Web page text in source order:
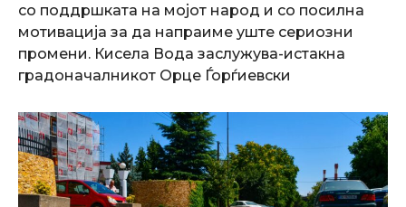
со поддршката на мојот народ и со посилна
мотивација за да напраиме уште сериозни
промени. Кисела Вода заслужува-истакна
градоначалникот Орце Ѓорѓиевски